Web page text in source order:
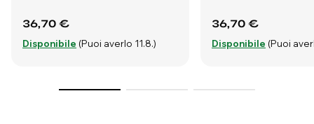
36,70 €
Disponibile (Puoi averlo 11.8.)
36,70 €
Disponibile (Puoi